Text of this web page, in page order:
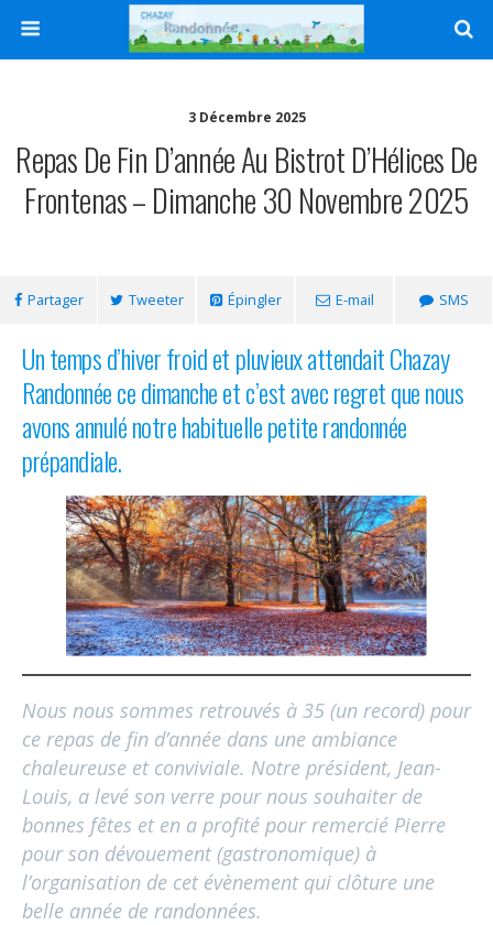
3 Décembre 2025
Repas De Fin D’année Au Bistrot D’Hélices De
Frontenas – Dimanche 30 Novembre 2025
Partager Tweeter Épingler E-mail SMS
Un temps d’hiver froid et pluvieux attendait Chazay
Randonnée ce dimanche et c’est avec regret que nous
avons annulé notre habituelle petite randonnée
prépandiale.
Nous nous sommes retrouvés à 35 (un record) pour
ce repas de fin d’année dans une ambiance
chaleureuse et conviviale. Notre président, Jean-
Louis, a levé son verre pour nous souhaiter de
bonnes fêtes et en a profité pour remercié Pierre
pour son dévouement (gastronomique) à
l’organisation de cet évènement qui clôture une
belle année de randonnées.